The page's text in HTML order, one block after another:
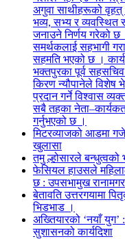
अगुवा साथीहरूको वृहत्
भव्य, सभ्य र व्यवस्थित
जनाउने निर्णय गरेको
समर्थकलाई सहभागी
सहमति भएको छ ।
भक्तपुरका पूर्व
किरण न्यौपानेले विशेष
प्रदान गर्ने विश्वास
सबै तहका
गर्नुभएको छ ।
मिटरव्याजको आडमा
खुलासा
तमु ल्होसारले बन्धुत्वको
फेसियल हाउसले
छ : उपसभामुख रानामगर
बेतावति उत्तरगयामा
भिडभाड ।
अख्तियारको ‘नयाँ युग’
सुशासनको कार्यदिशा